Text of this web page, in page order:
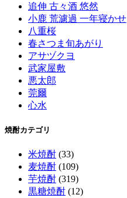
追伸 古々酒 悠然
小鹿 荒濾過 一年寝かせ
八重桜
春さつま旬あがり
アサヅクヨ
武家屋敷
悪太郎
莞爾
心水
焼酎カテゴリ
米焼酎 (33)
麦焼酎 (109)
芋焼酎 (319)
黒糖焼酎 (12)